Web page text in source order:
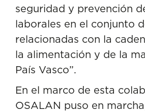
seguridad y prevención
laborales en el conjunto
relacionadas con la
la alimentación y de la
País Vasco”.
En el marco de esta
OSALAN puso en